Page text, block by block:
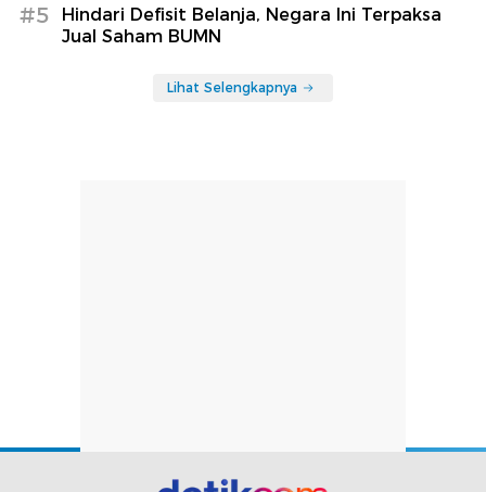
#5
Hindari Defisit Belanja, Negara Ini Terpaksa
Jual Saham BUMN
Lihat Selengkapnya